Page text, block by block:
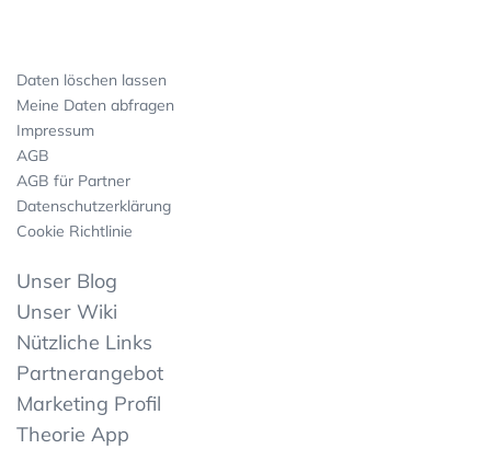
Daten löschen lassen
Meine Daten abfragen
Impressum
AGB
AGB für Partner
Datenschutzerklärung
Cookie Richtlinie
Unser Blog
Unser Wiki
Nützliche Links
Partnerangebot
Marketing Profil
Theorie App